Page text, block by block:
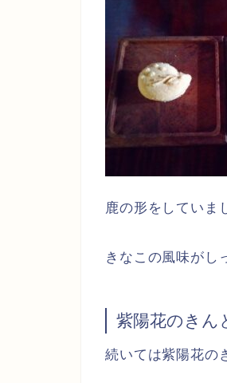
鹿の形をしていま
きなこの風味がし
紫陽花のきん
続いては紫陽花の